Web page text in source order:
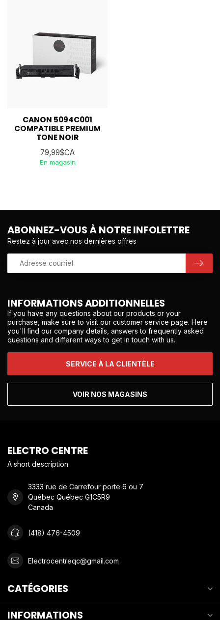
CANON 5094C001
COMPATIBLE PREMIUM
TONE NOIR
79,99$CA
En magasin
INFORMATIONS ADDITIONNELLES
If you have any questions about our products or your
purchase, make sure to visit our customer service page. Here
you'll find our company details, answers to frequently asked
questions and different ways to get in touch with us.
SERVICE À LA CLIENTÈLE
VOIR NOS MAGASINS
ABONNEZ-VOUS À NOTRE INFOLETTRE
Restez à jour avec nos dernières offres
ELECTRO CENTRE
A short description
3333 rue de Carrefour porte 6 ou 7
Québec Québec G1C5R9
Canada
(418) 476-4509
Electrocentreqc@gmail.com
CATÉGORIES
INFORMATIONS